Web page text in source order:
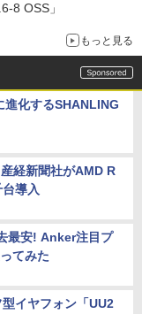
8 OSS」
もっと見る
進化するSHANLING
経新聞社がAMD R
導入
最安! Anker注目プ
てみた
イヤフォン「UU2